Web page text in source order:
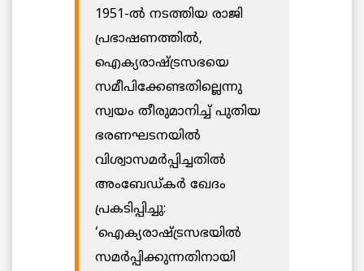
1951-ല്‍ നടത്തിയ രാജി
പ്രഭാഷണത്തില്‍,
ഐക്യരാഷ്ട്രസഭയെ
സമീപിക്കേണ്ടതില്ലെന്നു
സ്വയം തീരുമാനിച്ച് പുതിയ
ഭരണഘടനയില്‍
വിശ്വാസമര്‍പ്പിച്ചതില്‍
അംബേഡ്കര്‍ ഖേദം
പ്രകടിപ്പിച്ചു:
‘ഐക്യരാഷ്ട്രസഭയില്‍
സമര്‍പ്പിക്കുന്നതിനായി